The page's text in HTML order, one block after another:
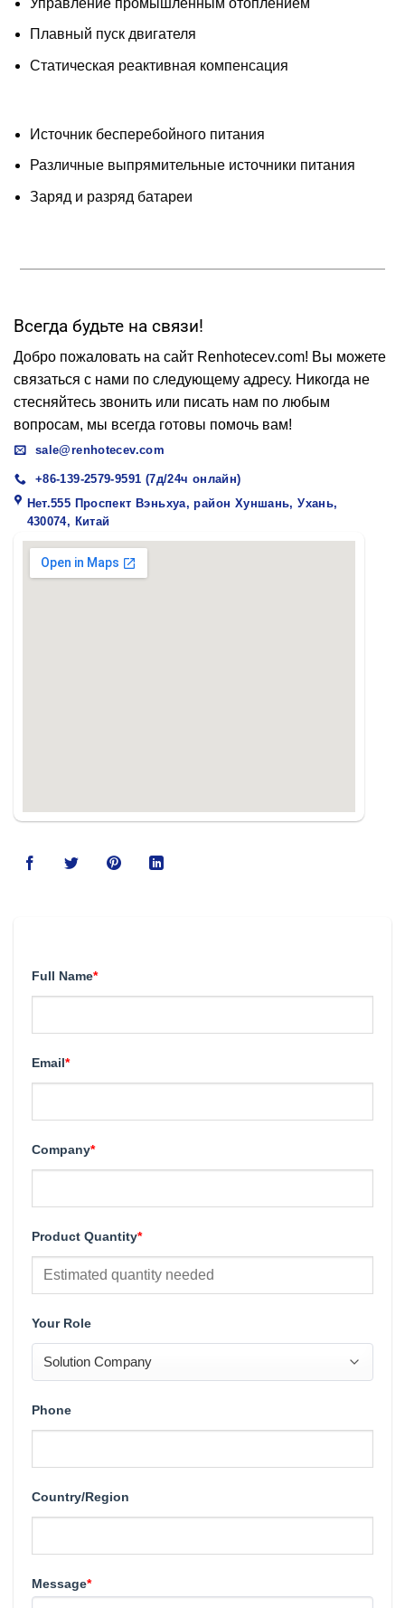
Плавный пуск двигателя
Статическая реактивная компенсация
Источник бесперебойного питания
Различные выпрямительные источники питания
Заряд и разряд батареи
Всегда будьте на связи!
Добро пожаловать на сайт Renhotecev.com! Вы можете
связаться с нами по следующему адресу. Никогда не
стесняйтесь звонить или писать нам по любым
вопросам, мы всегда готовы помочь вам!
sale@renhotecev.com
+86-139-2579-9591 (7д/24ч онлайн)
Нет.555 Проспект Вэньхуа, район Хуншань, Ухань,
430074, Китай
Full Name*
Email*
Company*
Product Quantity*
Your Role
Phone
Country/Region
Message*